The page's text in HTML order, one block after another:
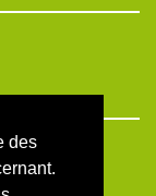
des